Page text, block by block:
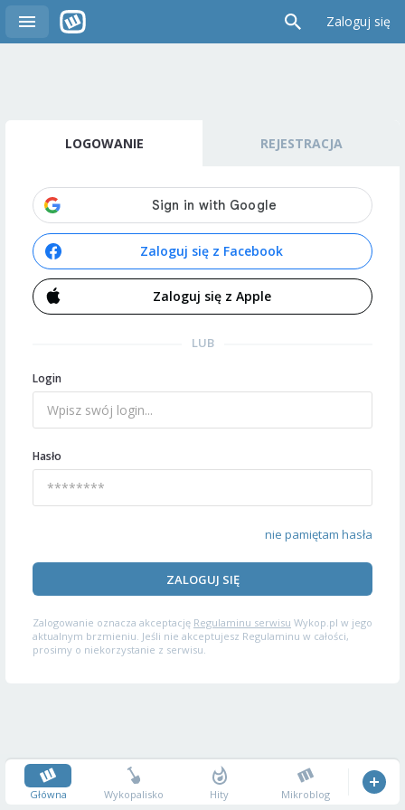
Zaloguj się
LOGOWANIE REJESTRACJA
Zaloguj się z Facebook
Zaloguj się z Apple
LUB
Login
Hasło
nie pamiętam hasła
ZALOGUJ SIĘ
Zalogowanie oznacza akceptację Regulaminu serwisu Wykop.pl w jego
aktualnym brzmieniu. Jeśli nie akceptujesz Regulaminu w całości,
prosimy o niekorzystanie z serwisu.
Główna Wykopalisko Hity Mikroblog